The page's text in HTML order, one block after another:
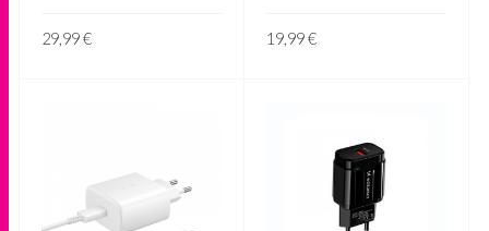
29,99€ 19,99€